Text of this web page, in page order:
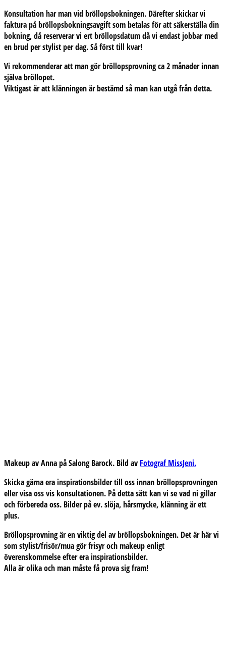
Konsultation har man vid bröllopsbokningen. Därefter skickar vi
faktura på bröllopsbokningsavgift som betalas för att säkerställa din
bokning, då reserverar vi ert bröllopsdatum då vi endast jobbar med
en brud per stylist per dag. Så först till kvar!
Vi rekommenderar att man gör bröllopsprovning ca 2 månader innan
själva bröllopet.
Viktigast är att klänningen är bestämd så man kan utgå från detta.
Makeup av Anna på Salong Barock. Bild av Fotograf MissJeni.
Skicka gärna era inspirationsbilder till oss innan bröllopsprovningen
eller visa oss vis konsultationen. På detta sätt kan vi se vad ni gillar
och förbereda oss. Bilder på ev. slöja, hårsmycke, klänning är ett
plus.
Bröllopsprovning är en viktig del av bröllopsbokningen. Det är här vi
som stylist/frisör/mua gör frisyr och makeup enligt
överenskommelse efter era inspirationsbilder.
Alla är olika och man måste få prova sig fram!